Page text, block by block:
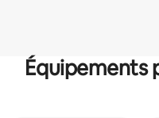
Équipements